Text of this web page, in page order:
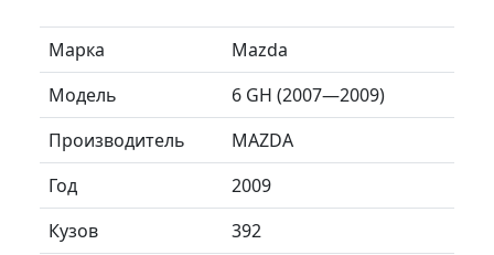
Марка
Mazda
Модель
6 GH (2007—2009)
Производитель
MAZDA
Год
2009
Кузов
392